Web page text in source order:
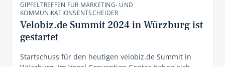
GIPFELTREFFEN FÜR MARKETING- UND
KOMMUNIKATIONSENTSCHEIDER
Velobiz.de Summit 2024 in Würzburg ist
gestartet
Startschuss für den heutigen velobiz.de Summit in